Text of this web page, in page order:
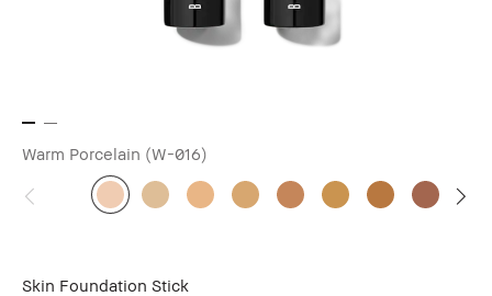
Warm Porcelain (W-016)
Skin Foundation Stick